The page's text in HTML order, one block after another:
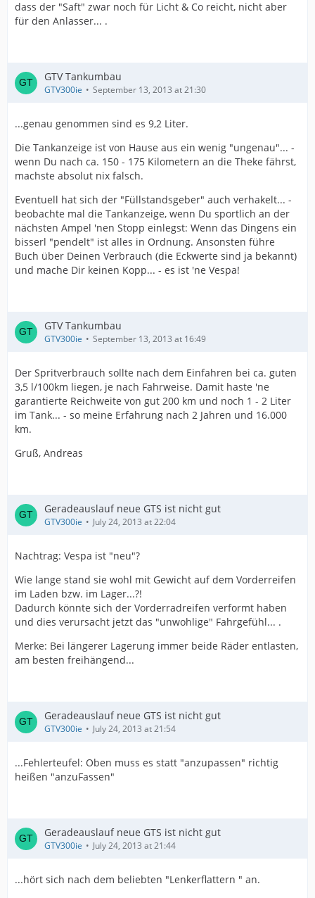
dass der "Saft" zwar noch für Licht & Co reicht, nicht aber
für den Anlasser... .
GTV Tankumbau
GTV300ie September 13, 2013 at 21:30
...genau genommen sind es 9,2 Liter.
Die Tankanzeige ist von Hause aus ein wenig "ungenau"... -
wenn Du nach ca. 150 - 175 Kilometern an die Theke fährst,
machste absolut nix falsch.
Eventuell hat sich der "Füllstandsgeber" auch verhakelt... -
beobachte mal die Tankanzeige, wenn Du sportlich an der
nächsten Ampel 'nen Stopp einlegst: Wenn das Dingens ein
bisserl "pendelt" ist alles in Ordnung. Ansonsten führe
Buch über Deinen Verbrauch (die Eckwerte sind ja bekannt)
und mache Dir keinen Kopp... - es ist 'ne Vespa!
GTV Tankumbau
GTV300ie September 13, 2013 at 16:49
Der Spritverbrauch sollte nach dem Einfahren bei ca. guten
3,5 l/100km liegen, je nach Fahrweise. Damit haste 'ne
garantierte Reichweite von gut 200 km und noch 1 - 2 Liter
im Tank... - so meine Erfahrung nach 2 Jahren und 16.000
km.
Gruß, Andreas
Geradeauslauf neue GTS ist nicht gut
GTV300ie July 24, 2013 at 22:04
Nachtrag: Vespa ist "neu"?
Wie lange stand sie wohl mit Gewicht auf dem Vorderreifen
im Laden bzw. im Lager...?!
Dadurch könnte sich der Vorderradreifen verformt haben
und dies verursacht jetzt das "unwohlige" Fahrgefühl... .
Merke: Bei längerer Lagerung immer beide Räder entlasten,
am besten freihängend...
Geradeauslauf neue GTS ist nicht gut
GTV300ie July 24, 2013 at 21:54
...Fehlerteufel: Oben muss es statt "anzupassen" richtig
heißen "anzuFassen"
Geradeauslauf neue GTS ist nicht gut
GTV300ie July 24, 2013 at 21:44
...hört sich nach dem beliebten "Lenkerflattern " an.